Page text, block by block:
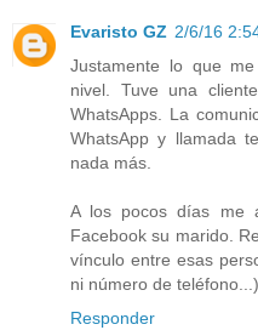
Evaristo GZ 2/6/16
Justamente lo que
nivel. Tuve una
WhatsApps. La
WhatsApp y llamada
nada más.
A los pocos días me
Facebook su marido.
vínculo entre esas
ni número de teléfono...).
Responder